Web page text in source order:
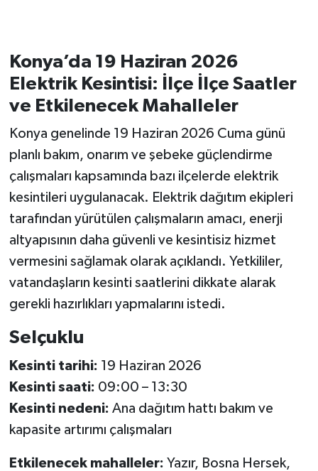
Konya’da 19 Haziran 2026
Elektrik Kesintisi: İlçe İlçe Saatler
ve Etkilenecek Mahalleler
Konya genelinde 19 Haziran 2026 Cuma günü
planlı bakım, onarım ve şebeke güçlendirme
çalışmaları kapsamında bazı ilçelerde elektrik
kesintileri uygulanacak. Elektrik dağıtım ekipleri
tarafından yürütülen çalışmaların amacı, enerji
altyapısının daha güvenli ve kesintisiz hizmet
vermesini sağlamak olarak açıklandı. Yetkililer,
vatandaşların kesinti saatlerini dikkate alarak
gerekli hazırlıkları yapmalarını istedi.
Selçuklu
Kesinti tarihi: 19 Haziran 2026
Kesinti saati: 09:00 – 13:30
Kesinti nedeni: Ana dağıtım hattı bakım ve
kapasite artırımı çalışmaları
Etkilenecek mahalleler: Yazır, Bosna Hersek,